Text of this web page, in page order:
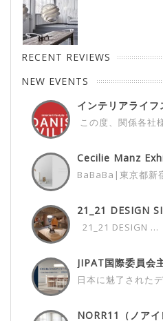
RECENT REVIEWS
NEW EVENTS
インテリアライ
この度、関係各社
Cecilie Manz
BaBaBa|東京都新
21_21 DESIGN
21_21 DESIGN ...
JIPAT国際委員会
日本に魅了された
NORR11（ノア